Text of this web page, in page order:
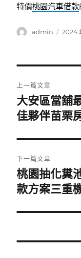
特價桃園汽車借款
作
admin
發
2024
章
導
覽
上一篇文章
上
一
文
章:
大安區當舖
佳夥伴苗栗
下一篇文章
下
一
文
桃園抽化糞
款方案三重